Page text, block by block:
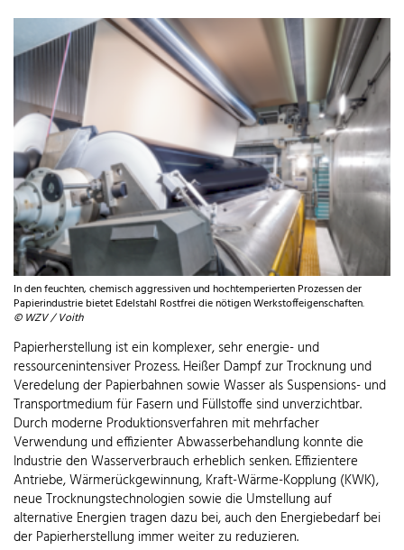
In den feuchten, chemisch aggressiven und hochtemperierten Prozessen der
Papierindustrie bietet Edelstahl Rostfrei die nötigen Werkstoffeigenschaften.
© WZV / Voith
Papierherstellung ist ein komplexer, sehr energie- und
ressourcenintensiver Prozess. Heißer Dampf zur Trocknung und
Veredelung der Papierbahnen sowie Wasser als Suspensions- und
Transportmedium für Fasern und Füllstoffe sind unverzichtbar.
Durch moderne Produktionsverfahren mit mehrfacher
Verwendung und effizienter Abwasserbehandlung konnte die
Industrie den Wasserverbrauch erheblich senken. Effizientere
Antriebe, Wärmerückgewinnung, Kraft-Wärme-Kopplung (KWK),
neue Trocknungstechnologien sowie die Umstellung auf
alternative Energien tragen dazu bei, auch den Energiebedarf bei
der Papierherstellung immer weiter zu reduzieren.